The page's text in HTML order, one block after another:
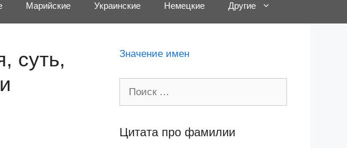
Марийские Украинские Немецкие Другие
суть,
Значение имен
Цитата про фамилии